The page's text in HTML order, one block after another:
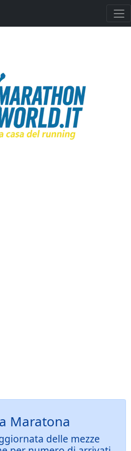
Maratona
delle mezze